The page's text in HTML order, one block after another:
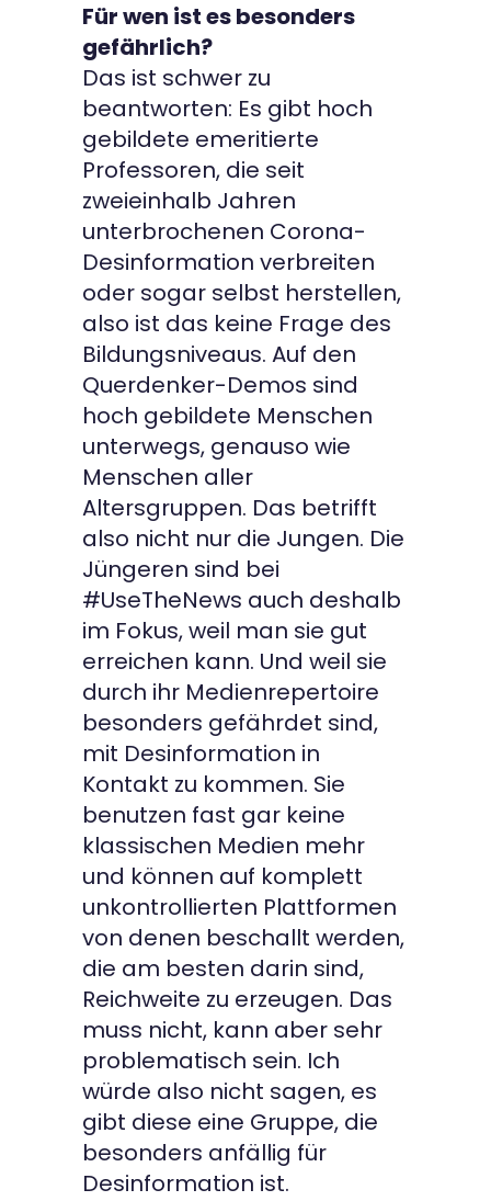
Für wen ist es besonders
gefährlich?
Das ist schwer zu
beantworten: Es gibt hoch
gebildete emeritierte
Professoren, die seit
zweieinhalb Jahren
unterbrochenen Corona-
Desinformation verbreiten
oder sogar selbst herstellen,
also ist das keine Frage des
Bildungsniveaus. Auf den
Querdenker-Demos sind
hoch gebildete Menschen
unterwegs, genauso wie
Menschen aller
Altersgruppen. Das betrifft
also nicht nur die Jungen. Die
Jüngeren sind bei
#UseTheNews auch deshalb
im Fokus, weil man sie gut
erreichen kann. Und weil sie
durch ihr Medienrepertoire
besonders gefährdet sind,
mit Desinformation in
Kontakt zu kommen. Sie
benutzen fast gar keine
klassischen Medien mehr
und können auf komplett
unkontrollierten Plattformen
von denen beschallt werden,
die am besten darin sind,
Reichweite zu erzeugen. Das
muss nicht, kann aber sehr
problematisch sein. Ich
würde also nicht sagen, es
gibt diese eine Gruppe, die
besonders anfällig für
Desinformation ist.